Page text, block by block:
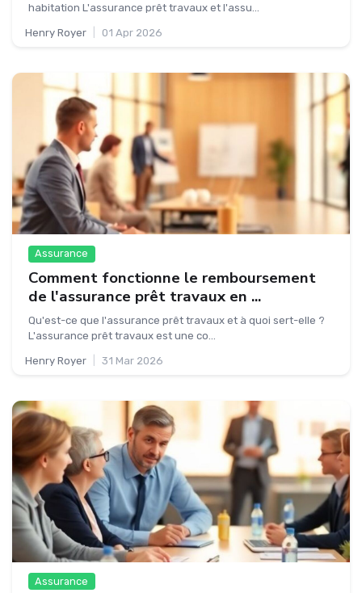
habitation L'assurance prêt travaux et l'assu...
Henry Royer 01 Apr 2026
Assurance
Comment fonctionne le remboursement
de l'assurance prêt travaux en ...
Qu'est-ce que l'assurance prêt travaux et à quoi sert-elle ?
L'assurance prêt travaux est une co...
Henry Royer 31 Mar 2026
Assurance